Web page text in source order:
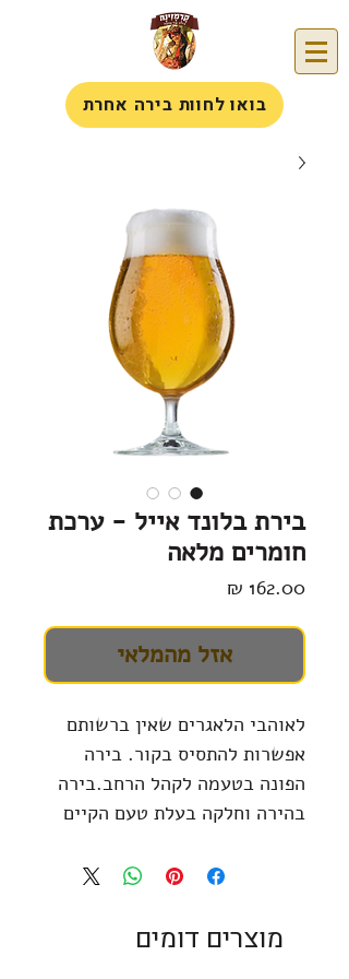
בואו לחוות בירה אחרת
בירת בלונד אייל - ערכת
חומרים מלאה
אזל מהמלאי
לאוהבי הלאגרים שאין ברשותם
אפשרות להתסיס בקור. בירה
הפונה בטעמה לקהל הרחב.בירה
בהירה וחלקה בעלת טעם הקיים
מקור סגנון הבירה הנ"ל הוא אייל
יישון ואיזון בטמפ' קרות יותר כדי
מוצרים דומים